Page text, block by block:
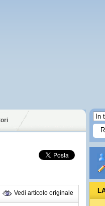
Vedi articolo originale